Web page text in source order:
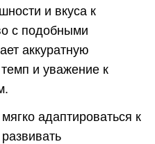
и вкуса к
с подобными
аккуратную
и уважение к
адаптироваться к